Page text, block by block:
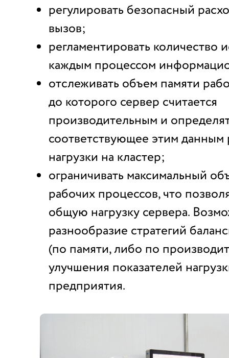
регулировать безопасный
вызов;
регламентировать количество
каждым процессом
отслеживать объем памяти
до которого сервер считается
производительным и
соответствующее этим
нагрузки на кластер;
ограничивать максимальный
рабочих процессов, что
общую нагрузку сервера.
разнообразие стратегий
(по памяти, либо по
улучшения показателей
предприятия.